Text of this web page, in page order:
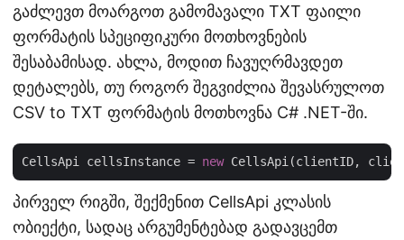
გაძლევთ მოარგოთ გამომავალი TXT ფაილი
ფორმატის სპეციფიკური მოთხოვნების
შესაბამისად. ახლა, მოდით ჩავუღრმავდეთ
დეტალებს, თუ როგორ შეგვიძლია შევასრულოთ
CSV to TXT ფორმატის მოთხოვნა C# .NET-ში.
CellsApi cellsInstance = new
პირველ რიგში, შექმენით CellsApi კლასის
ობიექტი, სადაც არგუმენტებად გადავცემთ